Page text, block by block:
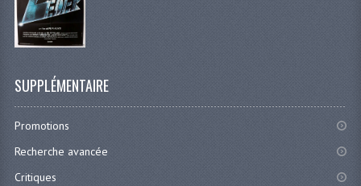
SUPPLÉMENTAIRE
Promotions
Recherche avancée
Critiques